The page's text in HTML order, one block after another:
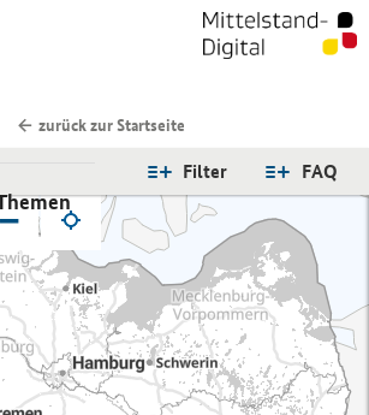
zurück zur Startseite
FAQ
Filter
−